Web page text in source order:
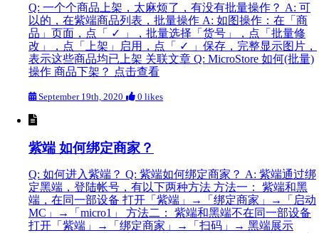
Q: 一个个商品上架，太麻烦了，有没有批量操作？ A: 可
以的，在紫端商品列表，批量操作 A: 如图操作：在「商
品」页面，点「 ✓ 」，批量选择「货号」，点「批量修
改」，点「上架」启用，点「 ✓ 」保存，完整显示图片，
表示这些商品均已上架 关联文章 Q: MicroStore 如何(批量)
操作 商品下架？ 点击查看
September 19th, 2020 0 likes
紫端 如何绑定商家？
Q: 如何进入紫端？ Q: 紫端如何绑定商家？ A: 紫端通过绑
定黑端，登陆帐号，有以下两种方法 方法一： 紫端和黑
端，在同一部设备 打开「紫端」→「绑定商家」→「启动
MC」→「micro1」 方法二： 紫端和黑端不在同一部设备
打开「紫端」→「绑定商家」→「扫码」→ 黑端展示